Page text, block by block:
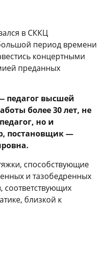
в СККЦ
период времени
концертными
преданных
педагог высшей
более 30 лет, не
но и
постановщик —
способствующие
и тазобедренных
соответствующих
близкой к